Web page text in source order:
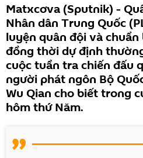
Matxcơva (Sputnik) -
Nhân dân Trung Quốc
luyện quân đội và
đồng thời dự định
cuộc tuần tra chiến đấu
người phát ngôn Bộ
Wu Qian cho biết trong
hôm thứ Năm.